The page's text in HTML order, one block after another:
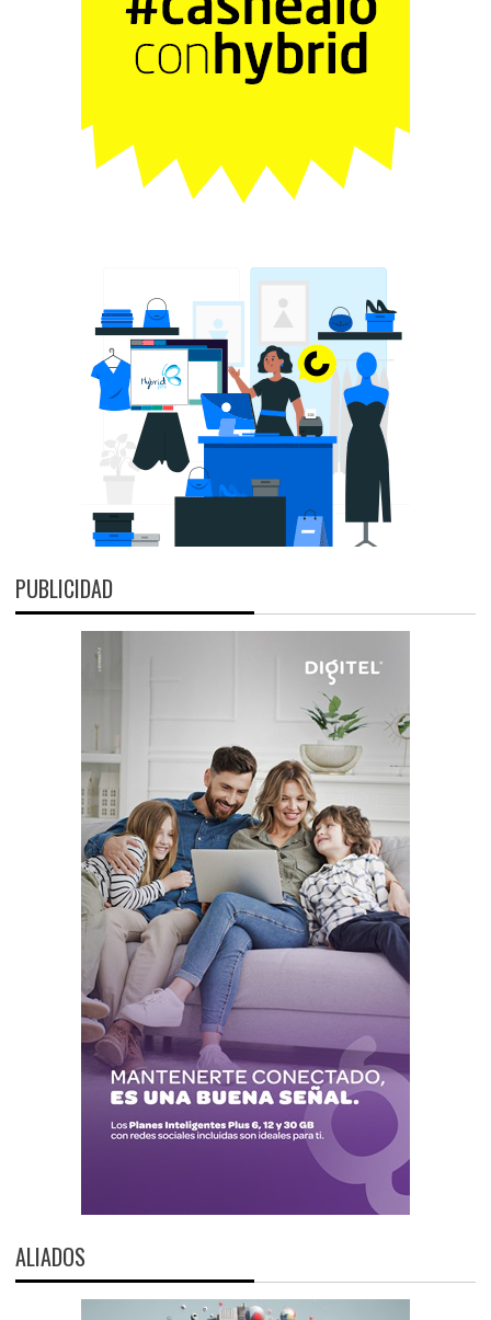
PUBLICIDAD
ALIADOS